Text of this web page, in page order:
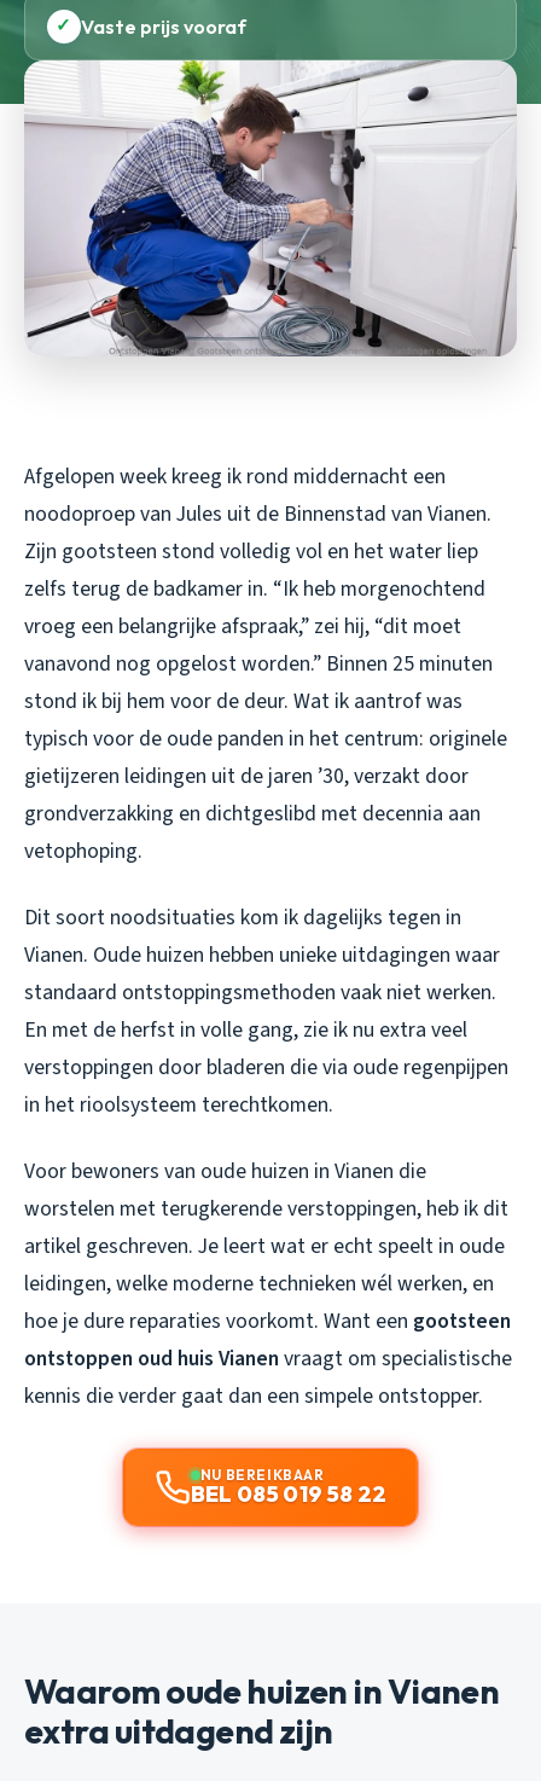
✓ Vaste prijs vooraf
Afgelopen week kreeg ik rond middernacht een
noodoproep van Jules uit de Binnenstad van Vianen.
Zijn gootsteen stond volledig vol en het water liep
zelfs terug de badkamer in. “Ik heb morgenochtend
vroeg een belangrijke afspraak,” zei hij, “dit moet
vanavond nog opgelost worden.” Binnen 25 minuten
stond ik bij hem voor de deur. Wat ik aantrof was
typisch voor de oude panden in het centrum: originele
gietijzeren leidingen uit de jaren ’30, verzakt door
grondverzakking en dichtgeslibd met decennia aan
vetophoping.
Dit soort noodsituaties kom ik dagelijks tegen in
Vianen. Oude huizen hebben unieke uitdagingen waar
standaard ontstoppingsmethoden vaak niet werken.
En met de herfst in volle gang, zie ik nu extra veel
verstoppingen door bladeren die via oude regenpijpen
in het rioolsysteem terechtkomen.
Voor bewoners van oude huizen in Vianen die
worstelen met terugkerende verstoppingen, heb ik dit
artikel geschreven. Je leert wat er echt speelt in oude
leidingen, welke moderne technieken wél werken, en
hoe je dure reparaties voorkomt. Want een gootsteen
ontstoppen oud huis Vianen vraagt om specialistische
kennis die verder gaat dan een simpele ontstopper.
NU BEREIKBAAR
BEL 085 019 58 22
Waarom oude huizen in Vianen
extra uitdagend zijn